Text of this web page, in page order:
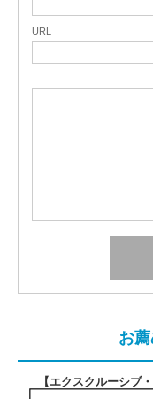
URL
お薦
【エクスクルーシブ